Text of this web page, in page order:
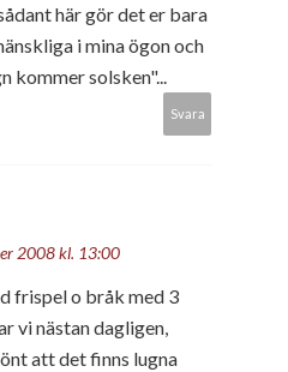
här gör det er bara
i mina ögon och
kommer solsken"...
Svara
2008 kl. 13:00
frispel o bråk med 3
vi nästan dagligen,
att det finns lugna